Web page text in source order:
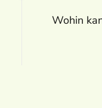
Wohin